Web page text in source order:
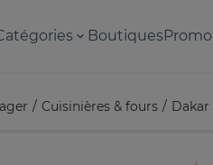
BoutiquesPromo
Cuisinières & fours Dakar